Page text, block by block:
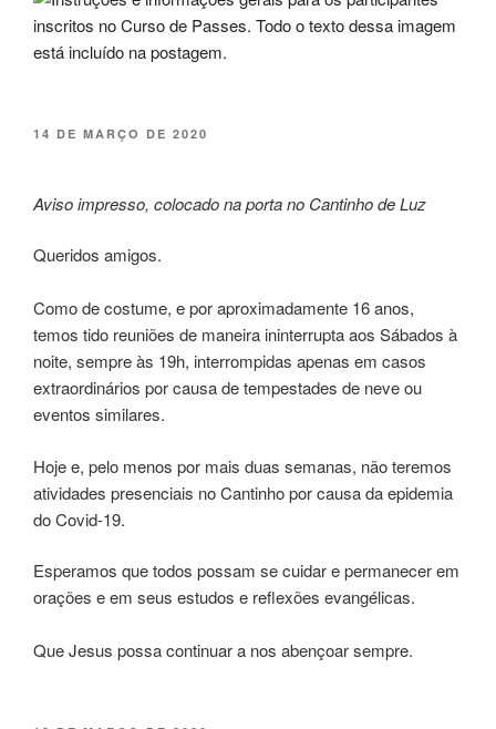
PUBLICADO
14 DE MARÇO DE 2020
Aviso impresso, colocado na porta no Cantinho de Luz
Queridos amigos.
Como de costume, e por aproximadamente 16 anos,
temos tido reuniões de maneira ininterrupta aos Sábados à
noite, sempre às 19h, interrompidas apenas em casos
extraordinários por causa de tempestades de neve ou
eventos similares.
Hoje e, pelo menos por mais duas semanas, não teremos
atividades presenciais no Cantinho por causa da epidemia
do Covid-19.
Esperamos que todos possam se cuidar e permanecer em
orações e em seus estudos e reflexões evangélicas.
Que Jesus possa continuar a nos abençoar sempre.